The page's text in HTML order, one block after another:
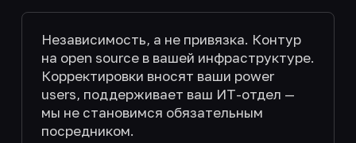
Независимость, а не привязка. Контур
на open source в вашей инфраструктуре.
Корректировки вносят ваши power
users, поддерживает ваш ИТ-отдел —
мы не становимся обязательным
посредником.